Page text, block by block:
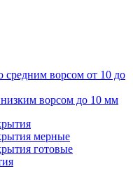
средним ворсом от 10 до
низким ворсом до 10 мм
мерные
готовые